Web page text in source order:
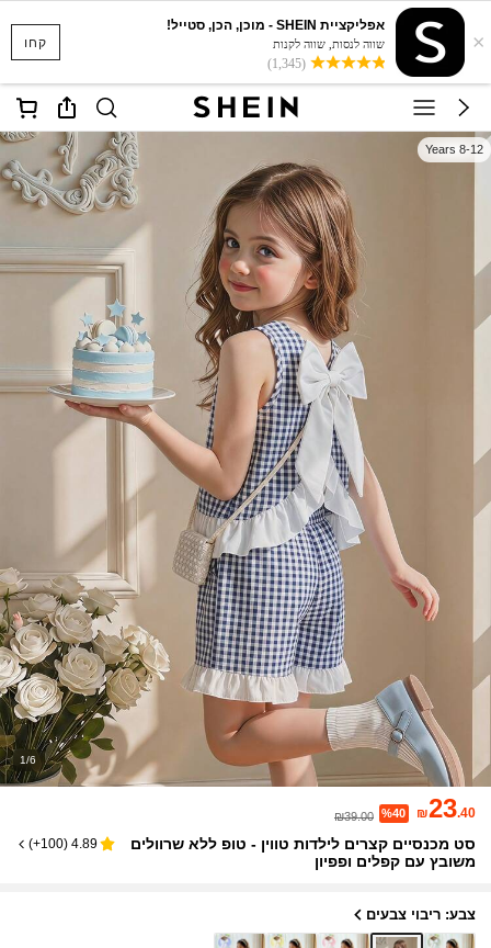
קחו ×
אפליקציית SHEIN - מוכן, הכן, סטייל!
שווה לנסות, שווה לקנות
(1,345)
8-12 Years
1/6
₪23.40
%40
₪39.00
סט מכנסיים קצרים לילדות טווין - טופ ללא שרוולים
משובץ עם קפלים ופפיון
4.89
(
100+
)
צבע: ריבוי צבעים